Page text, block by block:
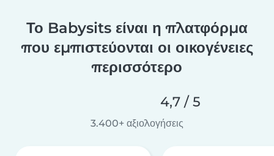
Το Babysits είναι η πλατφόρμα
που εμπιστεύονται οι οικογένειες
περισσότερο
4,7 / 5
3.400+ αξιολογήσεις